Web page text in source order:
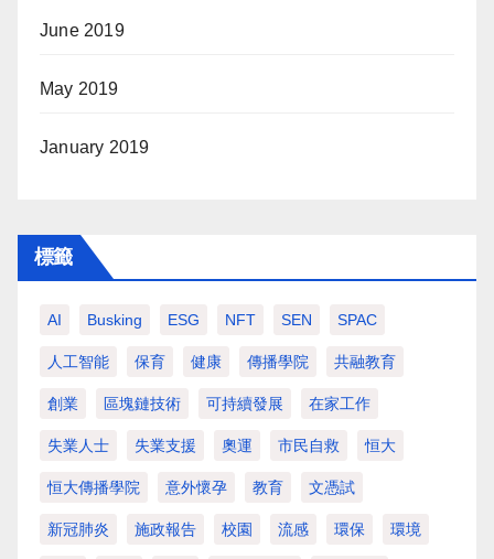
June 2019
May 2019
January 2019
標籤
AI Busking ESG NFT SEN SPAC
人工智能 保育 健康 傳播學院 共融教育
創業 區塊鏈技術 可持續發展 在家工作
失業人士 失業支援 奧運 市民自救 恒大
恒大傳播學院 意外懷孕 教育 文憑試
新冠肺炎 施政報告 校園 流感 環保 環境